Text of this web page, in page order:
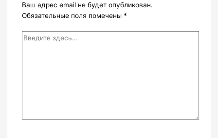
Ваш адрес email не будет опубликован.
Обязательные поля помечены *
Введите